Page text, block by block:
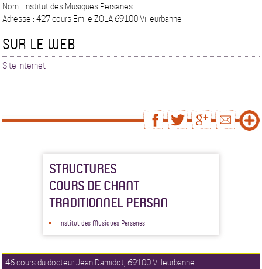
Nom : Institut des Musiques Persanes
Adresse : 427 cours Emile ZOLA 69100 Villeurbanne
SUR LE WEB
Site internet
STRUCTURES
COURS DE CHANT
TRADITIONNEL PERSAN
Institut des Musiques Persanes
46 cours du docteur Jean Damidot, 69100 Villeurbanne